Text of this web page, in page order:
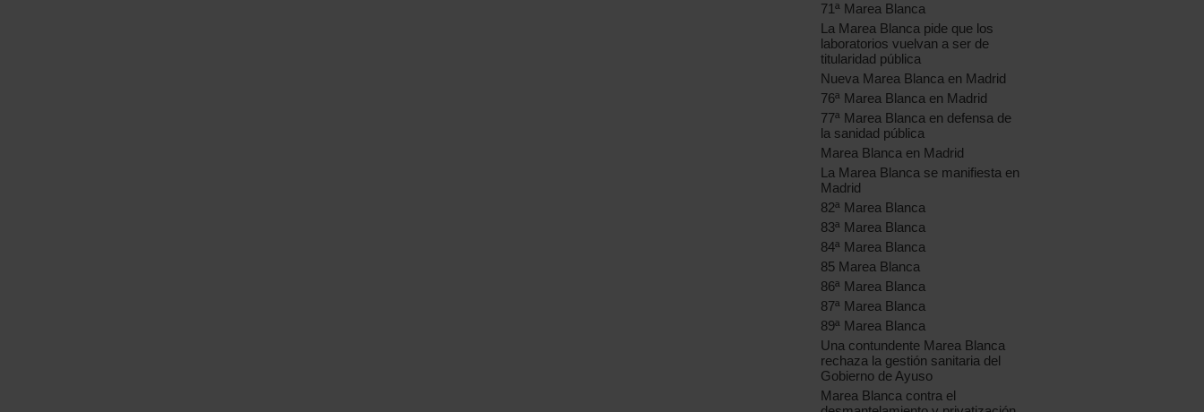
71ª Marea Blanca
La Marea Blanca pide que los
laboratorios vuelvan a ser de
titularidad pública
Nueva Marea Blanca en Madrid
76ª Marea Blanca en Madrid
77ª Marea Blanca en defensa de
la sanidad pública
Marea Blanca en Madrid
La Marea Blanca se manifiesta en
Madrid
82ª Marea Blanca
83ª Marea Blanca
84ª Marea Blanca
85 Marea Blanca
86ª Marea Blanca
87ª Marea Blanca
89ª Marea Blanca
Una contundente Marea Blanca
rechaza la gestión sanitaria del
Gobierno de Ayuso
Marea Blanca contra el